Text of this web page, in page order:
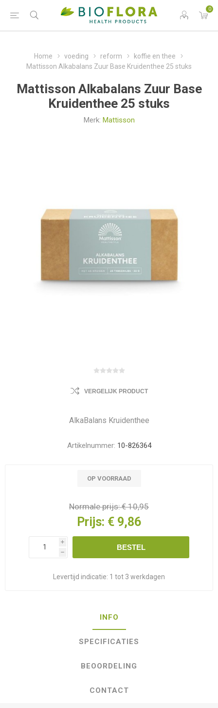
0
Home voeding reform
koffie en thee
Mattisson Alkabalans Zuur Base Kruidenthee 25 stuks
Mattisson Alkabalans Zuur Base
Kruidenthee 25 stuks
Merk: Mattisson
VERGELIJK PRODUCT
AlkaBalans Kruidenthee
Artikelnummer: 10-826364
OP VOORRAAD
Normale prijs:€ 10,95
Prijs: € 9,86
i
h
BESTEL
Levertijd indicatie: 1 tot 3 werkdagen
INFO
SPECIFICATIES
BEOORDELING
CONTACT